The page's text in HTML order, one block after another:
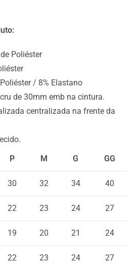
Poliéster
/ 8% Elastano
de 30mm emb na cintura.
centralizada na frente da
P
M G GG
30 32 34 40
22 23 24 27
19 20 21 24
22 23 24 27